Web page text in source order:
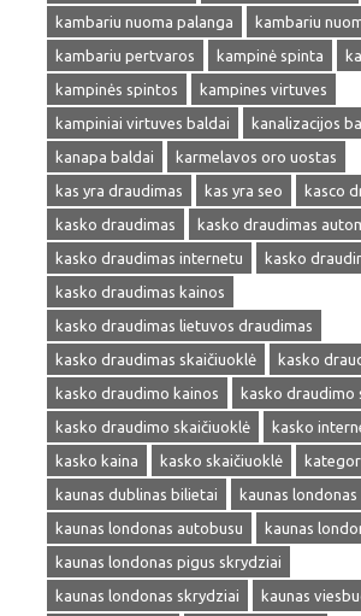
kambariu nuoma palanga
kambariu
kambariu pertvaros
kampinė spinta
kampinės spintos
kampines virtuves
kampiniai virtuves baldai
kanalizacijos
kanapa baldai
karmelavos oro uostas
kas yra draudimas
kas yra seo
kasco
kasko draudimas
kasko draudimas
kasko draudimas internetu
kasko
kasko draudimas kainos
kasko draudimas lietuvos draudimas
kasko draudimas skaičiuoklė
kasko
kasko draudimo kainos
kasko draudimo
kasko draudimo skaičiuoklė
kasko
kasko kaina
kasko skaičiuoklė
kaunas dublinas bilietai
kaunas londonas
kaunas londonas autobusu
kaunas
kaunas londonas pigus skrydziai
kaunas londonas skrydziai
kaunas